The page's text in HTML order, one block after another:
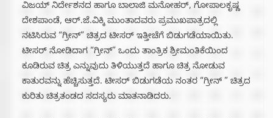
ವಿಜಯ್ ನಿರ್ದೇಶನದ ಹಾಗೂ ಬಾಲಾಜಿ ಮನೋಹರ್, ಗೋಪಾಲಕೃಷ್ಣ
ದೇಶಪಾಂಡೆ, ಆರ್.ಜೆ.ವಿಕ್ಕಿ ಮುಂತಾದವರು ಪ್ರಮುಖಪಾತ್ರದಲ್ಲಿ
ನಟಿಸಿರುವ “ಗ್ರೀನ್” ಚಿತ್ರದ ಟೀಸರ್ ಇತ್ತೀಚೆಗೆ ಬಿಡುಗಡೆಯಾಯಿತು.
ಟೀಸರ್ ನೋಡಿದಾಗ “ಗ್ರೀನ್” ಒಂದು ತಾಂತ್ರಿಕ ಶ್ರೀಮಂತಿಕೆಯಿಂದ
ಕೂಡಿರುವ ಚಿತ್ರ ಎನ್ನುವುದು ತಿಳಿಯುತ್ತದೆ ಹಾಗೂ ಚಿತ್ರ ನೋಡುವ
ಕಾತುರವನ್ನು ಹೆಚ್ಚಿಸುತ್ತದೆ. ಟೀಸರ್ ಬಿಡುಗಡೆಯ ನಂತರ “ಗ್ರೀನ್ ” ಚಿತ್ರದ
ಕುರಿತು ಚಿತ್ರತಂಡದ ಸದಸ್ಯರು ಮಾತನಾಡಿದರು.